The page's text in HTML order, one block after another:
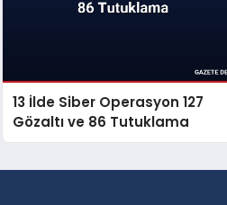
13 İlde Siber Operasyon 127
Gözaltı ve 86 Tutuklama